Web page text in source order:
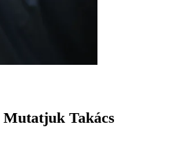
Mutatjuk Takács